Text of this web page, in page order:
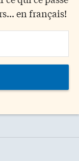
en français!